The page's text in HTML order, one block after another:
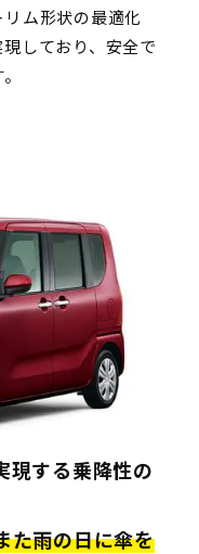
ム形状の最適化
しており、安全で
現する乗降性の
た雨の日に傘を